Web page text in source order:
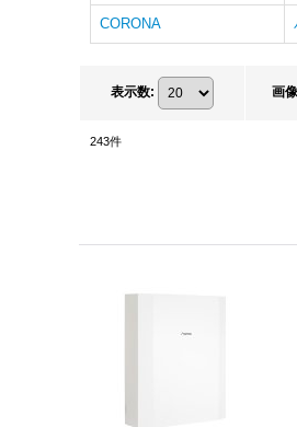
CORONA
表示数: 画像
243件